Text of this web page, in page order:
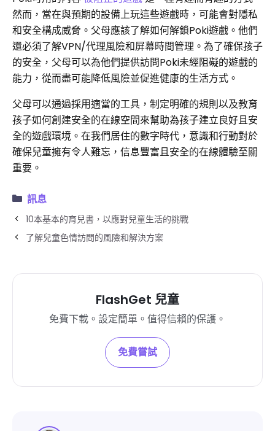
然而，當在與預期的設備上玩這些遊戲時，可能會對隱私
和安全構成威脅。父母應該了解如何解鎖Poki遊戲。他們
還必須了解VPN/代理風險和屏幕時間管理。為了確保孩子
的安全，父母可以為他們提供訪問Poki未經阻礙的遊戲的
能力，從而盡可能降低風險並促進健康的生活方式。
父母可以通過採用適當的工具，制定明確的規則以及教育
孩子如何創建安全的在線空間來幫助為孩子建立良好且安
全的遊戲環境。在我們居住的數字時代，意識和行動對於
確保兒童擁有令人難忘，信息豐富且安全的在線體驗至關
重要。
訊息
10本基本的育兒書，以應對兒童生活的挑戰
了解兒童色情訪問的風險和解決方案
FlashGet 兒童
免費下載。設定簡單。值得信賴的保護。
免費嘗試